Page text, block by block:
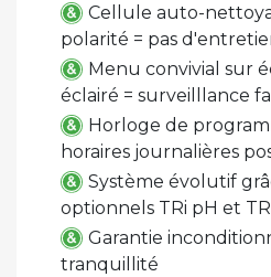
Cellule auto-
polarité = pas
Menu convivial sur
éclairé = surveilllance
Horloge de
horaires journalières
Système évolutif
optionnels TRi pH et
Garantie
tranquillité